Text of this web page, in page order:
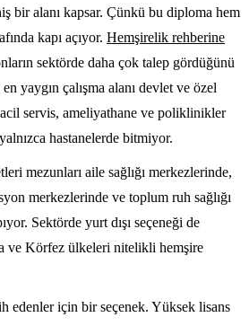
bir alanı kapsar. Çünkü bu diploma hem
kapı açıyor. Hemşirelik rehberine
sektörde daha çok talep gördüğünü
yaygın çalışma alanı devlet ve özel
servis, ameliyathane ve poliklinikler
hastanelerde bitmiyor.
mezunları aile sağlığı merkezlerinde,
merkezlerinde ve toplum ruh sağlığı
Sektörde yurt dışı seçeneği de
ve Körfez ülkeleri nitelikli hemşire
edenler için bir seçenek. Yüksek lisans